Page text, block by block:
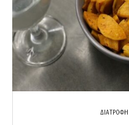
ΔΙΑΤΡΟΦΗ